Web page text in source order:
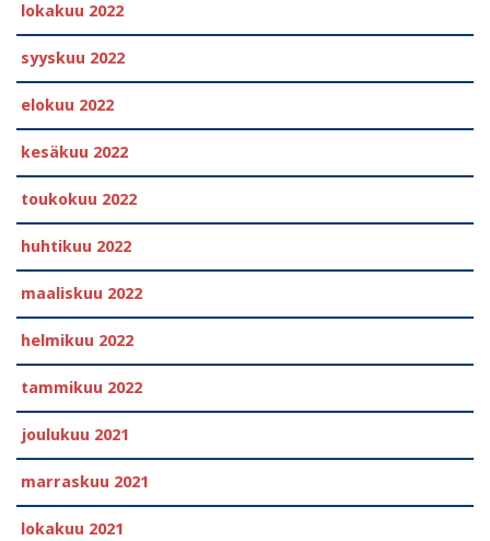
lokakuu 2022
syyskuu 2022
elokuu 2022
kesäkuu 2022
toukokuu 2022
huhtikuu 2022
maaliskuu 2022
helmikuu 2022
tammikuu 2022
joulukuu 2021
marraskuu 2021
lokakuu 2021